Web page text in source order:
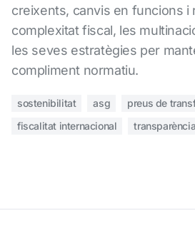
creixents, canvis en funcions i
complexitat fiscal, les
les seves estratègies per
compliment normatiu.
sostenibilitat asg
preus de
fiscalitat internacional